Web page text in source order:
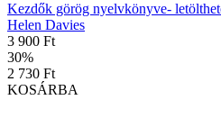
Kezdők görög nyelvkönyve-
Helen Davies
3 900 Ft
30%
2 730 Ft
KOSÁRBA